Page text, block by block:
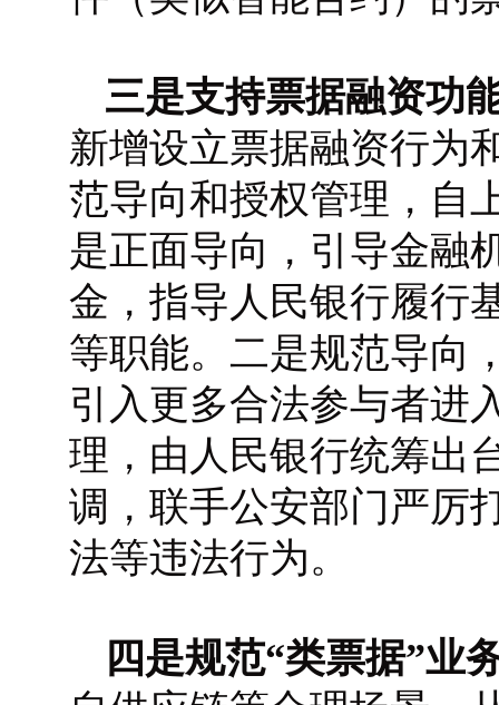
三是支持票据融资功
新增设立票据融资行为
范导向和授权管理，自
是正面导向，引导金融
金，指导人民银行履行
等职能。二是规范导向
引入更多合法参与者进
理，由人民银行统筹出
调，联手公安部门严厉
法等违法行为。
四是规范“类票据”业